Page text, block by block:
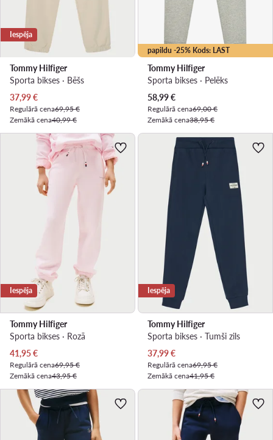
Iespēja
Tommy Hilfiger
Sporta bikses · Bēšs
Pašreizējā cena
37,99€
Regulārā cena69,95 €
Zemākā cena40,99 €
papildu -25% Kods: LAST
Tommy Hilfiger
Sporta bikses · Pelēks
Pašreizējā cena
58,99€
Regulārā cena69,00 €
Zemākā cena38,95 €
Iespēja
Tommy Hilfiger
Sporta bikses · Rozā
Pašreizējā cena
41,95€
Regulārā cena69,95 €
Zemākā cena43,95 €
Iespēja
Tommy Hilfiger
Sporta bikses · Tumši zils
Pašreizējā cena
37,99€
Regulārā cena69,95 €
Zemākā cena41,95 €